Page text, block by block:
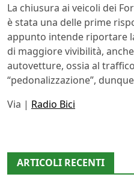
La chiusura ai veicoli dei
è stata una delle prime
appunto intende riportare
di maggiore vivibilità,
autovetture, ossia al
“pedonalizzazione”,
Via | Radio Bici
ARTICOLI RECENTI